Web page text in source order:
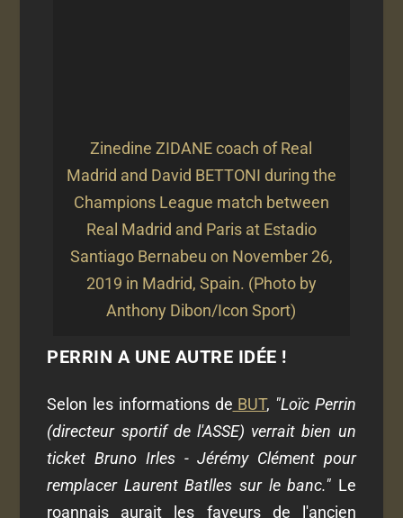
Zinedine ZIDANE coach of Real
Madrid and David BETTONI during the
Champions League match between
Real Madrid and Paris at Estadio
Santiago Bernabeu on November 26,
2019 in Madrid, Spain. (Photo by
Anthony Dibon/Icon Sport)
PERRIN A UNE AUTRE IDÉE !
Selon les informations de BUT, "Loïc Perrin
(directeur sportif de l'ASSE) verrait bien un
ticket Bruno Irles - Jérémy Clément pour
remplacer Laurent Batlles sur le banc." Le
roannais aurait les faveurs de l'ancien